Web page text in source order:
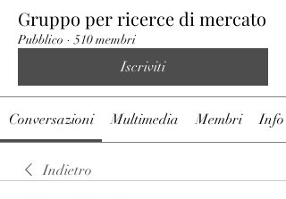
Gruppo per ricerce di mercato
Pubblico · 510 membri
Iscriviti
Conversazioni Multimedia Membri Info
Indietro